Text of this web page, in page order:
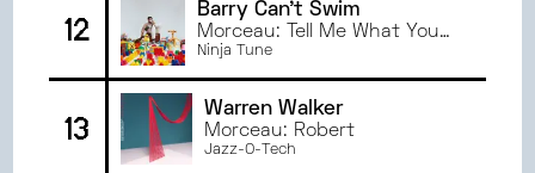
12
Barry Can't Swim
Morceau: Tell Me What You
Need
Ninja Tune
13
Warren Walker
Morceau: Robert
Jazz-O-Tech